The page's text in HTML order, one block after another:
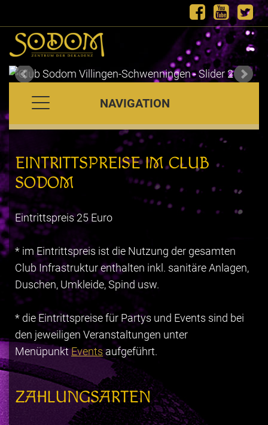
NAVIGATION
EINTRITTSPREISE IM CLUB
SODOM
Eintrittspreis 25 Euro
* im Eintrittspreis ist die Nutzung der gesamten
Club Infrastruktur enthalten inkl. sanitäre Anlagen,
Duschen, Umkleide, Spind usw.
* die Eintrittspreise für Partys und Events sind bei
den jeweiligen Veranstaltungen unter
MenüpunktEventsaufgeführt.
ZAHLUNGSARTEN